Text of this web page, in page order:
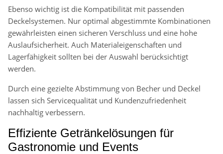
Ebenso wichtig ist die Kompatibilität mit passenden
Deckelsystemen. Nur optimal abgestimmte Kombinationen
gewährleisten einen sicheren Verschluss und eine hohe
Auslaufsicherheit. Auch Materialeigenschaften und
Lagerfähigkeit sollten bei der Auswahl berücksichtigt
werden.
Durch eine gezielte Abstimmung von Becher und Deckel
lassen sich Servicequalität und Kundenzufriedenheit
nachhaltig verbessern.
Effiziente Getränkelösungen für
Gastronomie und Events